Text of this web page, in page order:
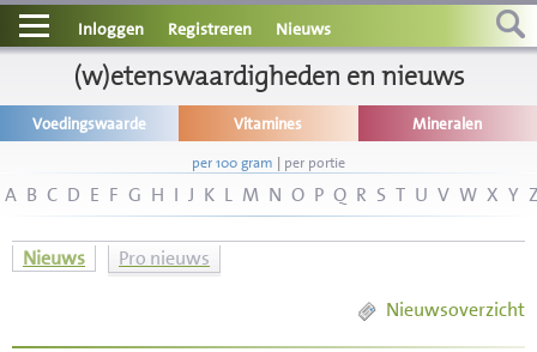
Contact
Informatie
Disclaimer
Inloggen Registreren Nieuws
(w)etenswaardigheden en nieuws
Voedingswaarde Vitamines Mineralen
per 100 gram | per portie
A B C D E F G H I J K L M N O P Q R S T U V W X Y
Nieuws Pro nieuws
Nieuwsoverzicht